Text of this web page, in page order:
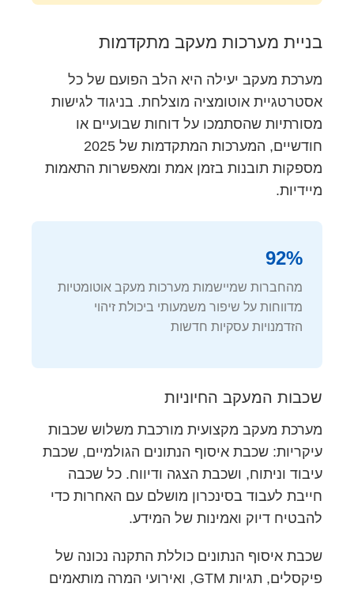
בניית מערכות מעקב מתקדמות
מערכת מעקב יעילה היא הלב הפועם של כל
אסטרטגיית אוטומציה מוצלחת. בניגוד לגישות
מסורתיות שהסתמכו על דוחות שבועיים או
חודשיים, המערכות המתקדמות של 2025
מספקות תובנות בזמן אמת ומאפשרות התאמות
מיידיות.
92%
מהחברות שמיישמות מערכות מעקב אוטומטיות
מדווחות על שיפור משמעותי ביכולת זיהוי
הזדמנויות עסקיות חדשות
שכבות המעקב החיוניות
מערכת מעקב מקצועית מורכבת משלוש שכבות
עיקריות: שכבת איסוף הנתונים הגולמיים, שכבת
עיבוד וניתוח, ושכבת הצגה ודיווח. כל שכבה
חייבת לעבוד בסינכרון מושלם עם האחרות כדי
להבטיח דיוק ואמינות של המידע.
שכבת איסוף הנתונים כוללת התקנה נכונה של
פיקסלים, תגיות GTM, ואירועי המרה מותאמים